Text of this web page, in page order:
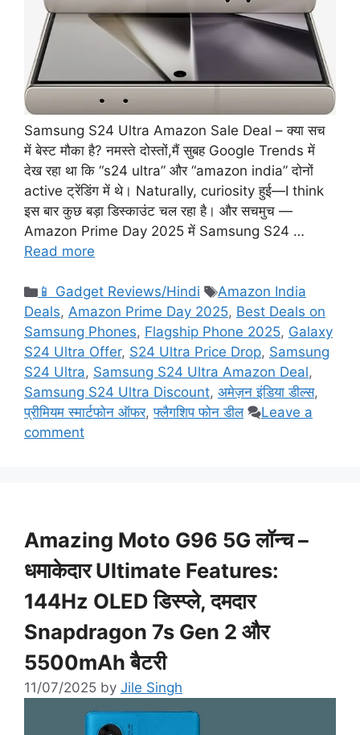
Samsung S24 Ultra Amazon Sale Deal – क्या सच
में बेस्ट मौका है? नमस्ते दोस्तों,मैं सुबह Google Trends में
देख रहा था कि “s24 ultra” और “amazon india” दोनों
active ट्रेंडिंग में थे। Naturally, curiosity हुई—I think
इस बार कुछ बड़ा डिस्काउंट चल रहा है। और सचमुच —
Amazon Prime Day 2025 में Samsung S24 …
Read more
Categories
📱 Gadget Reviews/Hindi Tags
Amazon India
Deals, Amazon Prime Day 2025, Best Deals on
Samsung Phones, Flagship Phone 2025, Galaxy
S24 Ultra Offer, S24 Ultra Price Drop, Samsung
S24 Ultra, Samsung S24 Ultra Amazon Deal,
Samsung S24 Ultra Discount, अमेज़न इंडिया डील्स,
प्रीमियम स्मार्टफोन ऑफर,फ्लैगशिप फोन डील
Leave a
comment
Amazing Moto G96 5G लॉन्च –
धमाकेदार Ultimate Features:
144Hz OLED डिस्प्ले, दमदार
Snapdragon 7s Gen 2 और
5500mAh बैटरी
11/07/2025 by Jile Singh